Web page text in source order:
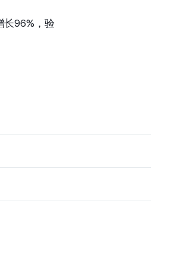
长96%，验